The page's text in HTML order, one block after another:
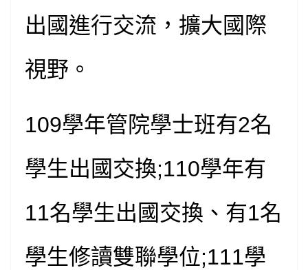
出國進行交流，擴大國際
視野。
109學年管院學士班有2名
學生出國交換;110學年有
11名學生出國交換、有1名
學生修讀雙聯學位;111學